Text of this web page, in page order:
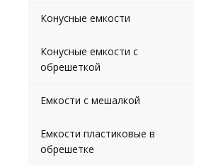
Конусные емкости
Конусные емкости с
обрешеткой
Емкости с мешалкой
Емкости пластиковые в
обрешетке